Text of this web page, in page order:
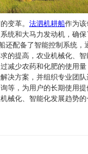
变革。 法泗机耕船作为该
和大马力发动机，确
配备了智能控制系统
提高，农业机械化、
少农药和化肥的使用
方案，并组织专业团
，为用户的长期使用
化、智能化发展趋势